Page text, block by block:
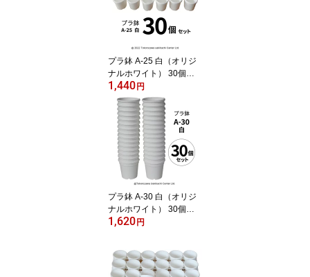
プラ鉢 A-25 白（オリジ
ナルホワイト） 30個セ
ット プラスチック鉢 プ
ラスチック植木鉢 プラン
ター 多肉 植物 多肉植物
エケベリア 鉢 植木鉢 プ
ラスチック ガーデニング
ガーデニング用品 ガーデ
ニング植木鉢 まとめ買い
園芸用品鉢
1,440円
プラ鉢 A-30 白（オリジ
ナルホワイト） 30個セ
ット プラスチック鉢 プ
ベリア ホワイト プラン
ター ガーデニング ガー
1,620円